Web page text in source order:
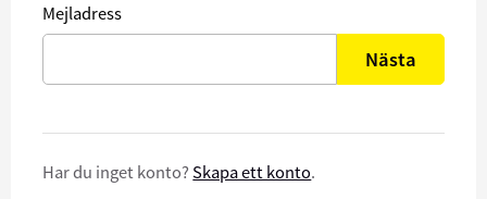
Mejladress
Nästa
Har du inget konto? Skapa ett konto.